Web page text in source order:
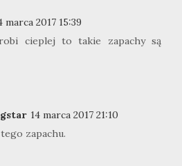
marca 2017 15:39
cieplej to takie zapachy są
14 marca 2017 21:10
zapachu.